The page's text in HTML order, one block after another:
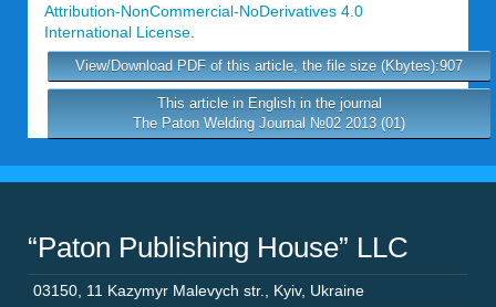
Attribution-NonCommercial-NoDerivatives 4.0
International License
View/Download PDF of this article, the file size (Kbytes):907
This article in English in the journal
The Paton Welding Journal №02 2013 (01)
“Paton Publishing House” LLC
03150 11 Kazymyr Malevych str. Kyiv, Ukraine